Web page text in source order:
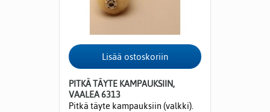
PITKÄ TÄYTE KAMPAUKSIIN,
VAALEA 6313
Pitkä täyte kampauksiin (valkki).